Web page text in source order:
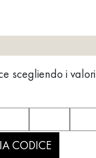
scegliendo i valori
CODICE